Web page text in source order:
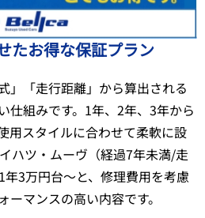
たお得な保証プラン
」「走行距離」から算出される
仕組みです。1年、2年、3年から
用スタイルに合わせて柔軟に設
ハツ・ムーヴ（経過7年未満/走
3万円台〜と、修理費用を考慮
マンスの高い内容です。